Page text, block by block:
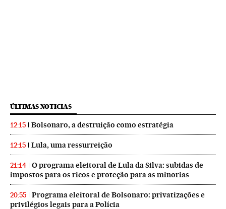
ÚLTIMAS NOTICIAS
12:15 Bolsonaro, a destruição como estratégia
12:15 Lula, uma ressurreição
21:14
O programa eleitoral de Lula da Silva: subidas de
impostos para os ricos e proteção para as minorias
20:55
Programa eleitoral de Bolsonaro: privatizações e
privilégios legais para a Polícia